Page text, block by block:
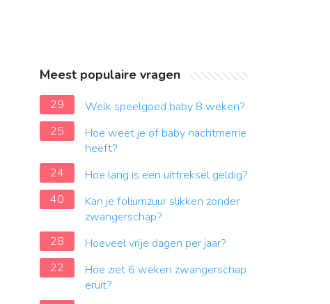
Meest populaire vragen
29
Welk speelgoed baby 8 weken?
25
Hoe weet je of baby nachtmerrie
heeft?
24
Hoe lang is een uittreksel geldig?
40
Kan je foliumzuur slikken zonder
zwangerschap?
28
Hoeveel vrije dagen per jaar?
22
Hoe ziet 6 weken zwangerschap
eruit?